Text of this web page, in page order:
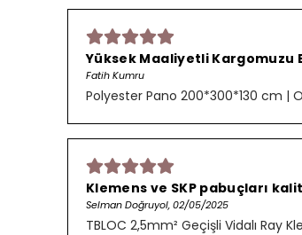
Yüksek Maaliyetli Kargomuzu
Fatih Kumru
Polyester Pano 200*300*130 cm |
Klemens ve SKP pabuçları
Selman Doğruyol, 02/05/2025
TBLOC 2,5mm² Geçişli Vidalı Ray